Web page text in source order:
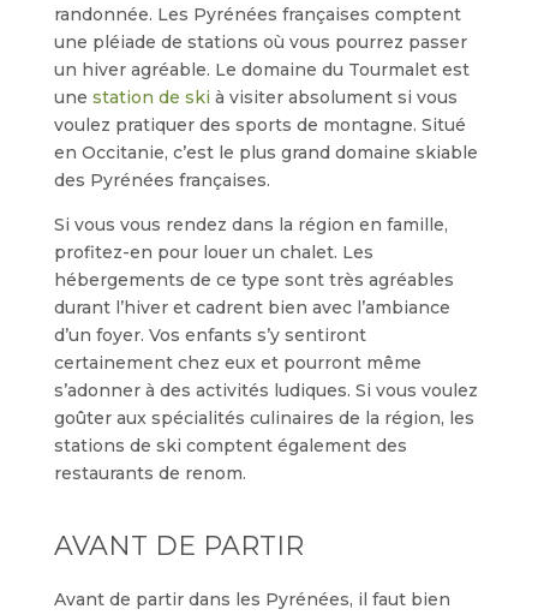
randonnée. Les Pyrénées françaises comptent
une pléiade de stations où vous pourrez passer
un hiver agréable. Le domaine du Tourmalet est
une station de ski à visiter absolument si vous
voulez pratiquer des sports de montagne. Situé
en Occitanie, c’est le plus grand domaine skiable
des Pyrénées françaises.
Si vous vous rendez dans la région en famille,
profitez-en pour louer un chalet. Les
hébergements de ce type sont très agréables
durant l’hiver et cadrent bien avec l’ambiance
d’un foyer. Vos enfants s’y sentiront
certainement chez eux et pourront même
s’adonner à des activités ludiques. Si vous voulez
goûter aux spécialités culinaires de la région, les
stations de ski comptent également des
restaurants de renom.
AVANT DE PARTIR
Avant de partir dans les Pyrénées, il faut bien